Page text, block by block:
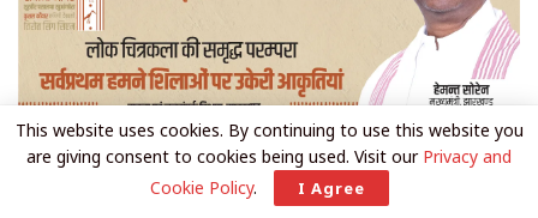
This website uses cookies. By continuing to use this website you
are giving consent to cookies being used. Visit our Privacy and
Cookie Policy. I Agree